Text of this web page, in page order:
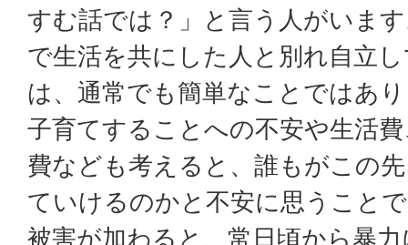
すむ話では？」と言う人がいま
で生活を共にした人と別れ自立
は、通常でも簡単なことではあ
子育てすることへの不安や生活
費なども考えると、誰もがこの
ていけるのかと不安に思うこと
被害が加わると、常日頃から暴